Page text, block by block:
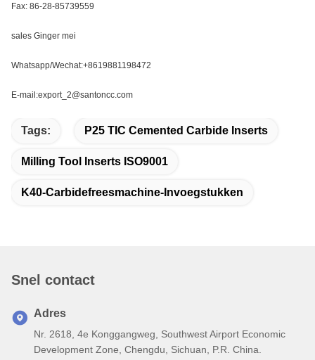
Fax: 86-28-85739559
sales Ginger mei
Whatsapp/Wechat:+8619881198472
E-mail:export_2@santoncc.com
Tags: P25 TIC Cemented Carbide Inserts
Milling Tool Inserts ISO9001
K40-Carbidefreesmachine-Invoegstukken
Snel contact
Adres
Nr. 2618, 4e Konggangweg, Southwest Airport Economic
Development Zone, Chengdu, Sichuan, P.R. China.